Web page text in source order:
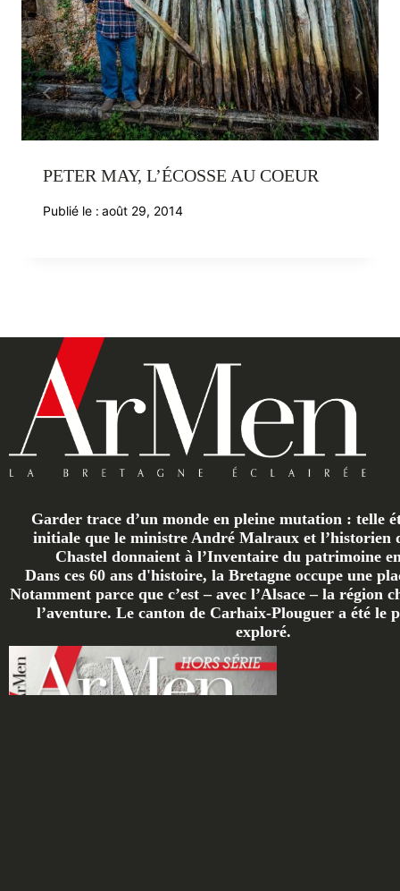
PETER MAY, L’ÉCOSSE AU COEUR
Publié le : août 29, 2014
Garder trace d’un monde en pleine mutation : telle
initiale que le ministre André Malraux et l’historien
Chastel donnaient à l’Inventaire du patrimoine
Dans ces 60 ans d'histoire, la Bretagne occupe une
Notamment parce que c’est – avec l’Alsace – la région
l’aventure. Le canton de Carhaix-Plouguer a été le
exploré.